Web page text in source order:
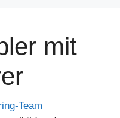
mit
Team